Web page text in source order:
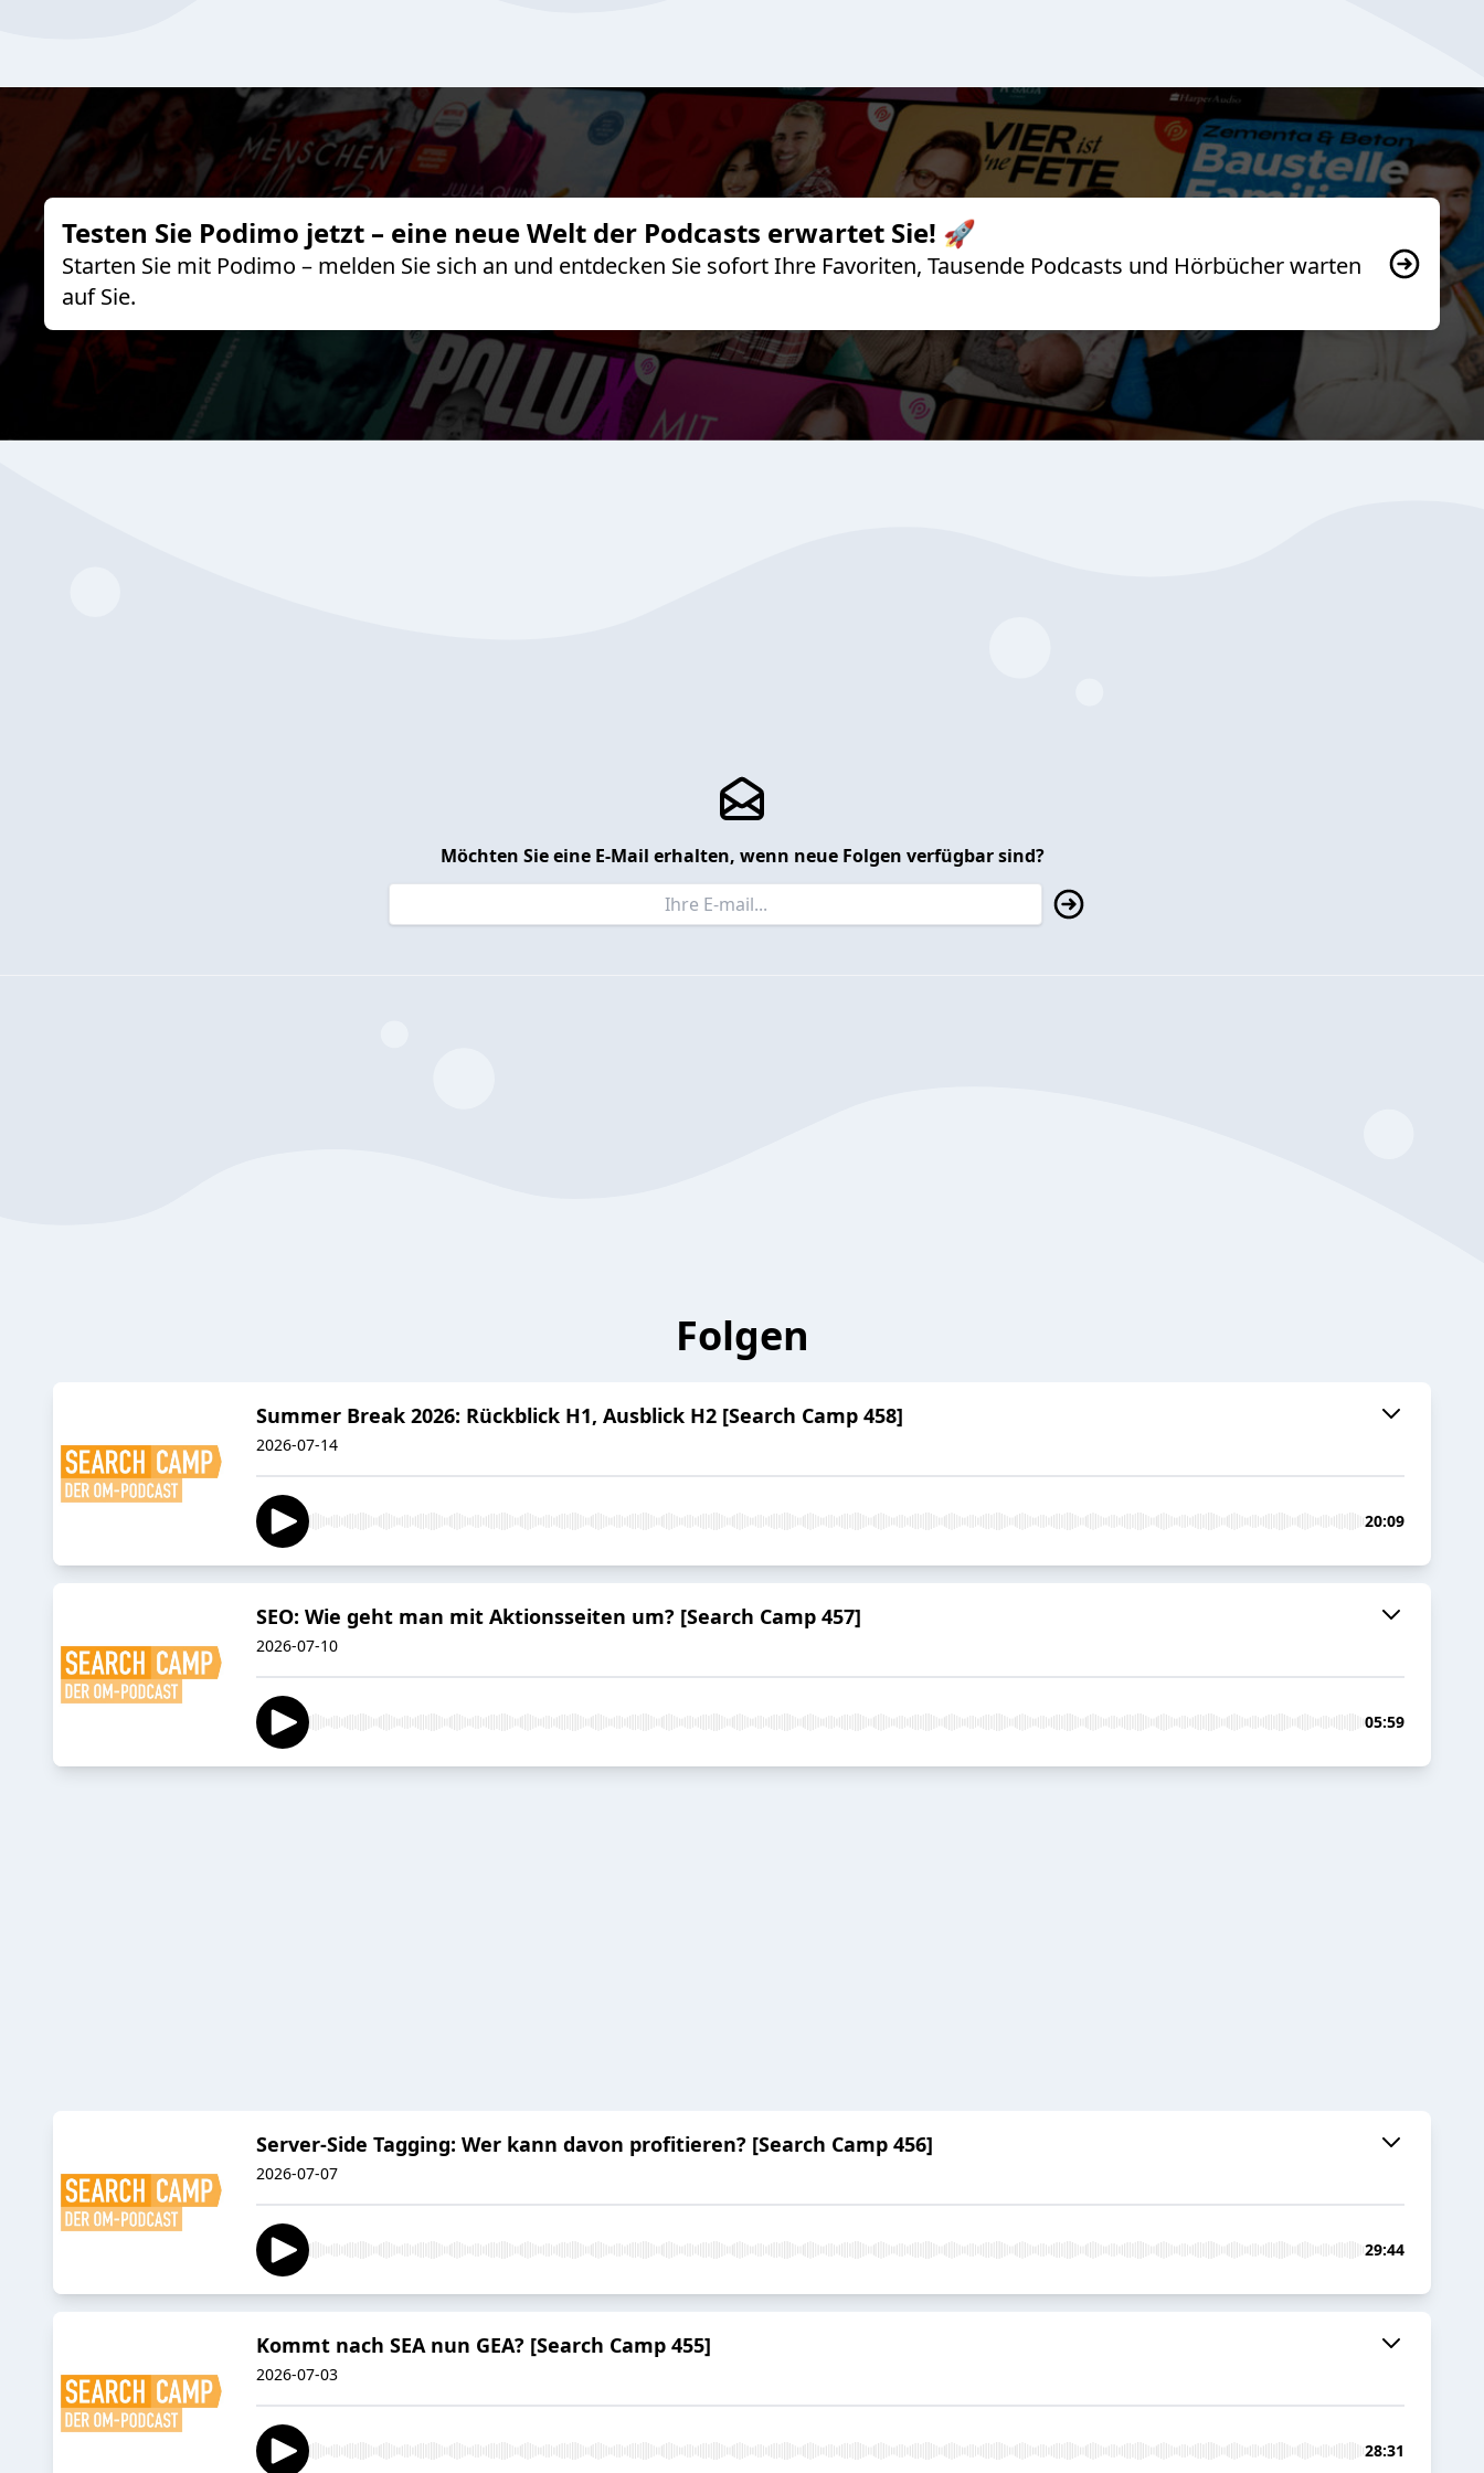
Testen Sie Podimo jetzt – eine neue Welt der Podcasts erwartet Sie! 🚀
Starten Sie mit Podimo – melden Sie sich an und entdecken Sie sofort Ihre Favoriten, Tausende Podcasts und Hörbücher warten
auf Sie.
Möchten Sie eine E-Mail erhalten, wenn neue Folgen verfügbar sind?
Folgen
Summer Break 2026: Rückblick H1, Ausblick H2 [Search Camp 458]
2026-07-14
20:09
SEO: Wie geht man mit Aktionsseiten um? [Search Camp 457]
2026-07-10
05:59
Server-Side Tagging: Wer kann davon profitieren? [Search Camp 456]
2026-07-07
29:44
Kommt nach SEA nun GEA? [Search Camp 455]
2026-07-03
28:31